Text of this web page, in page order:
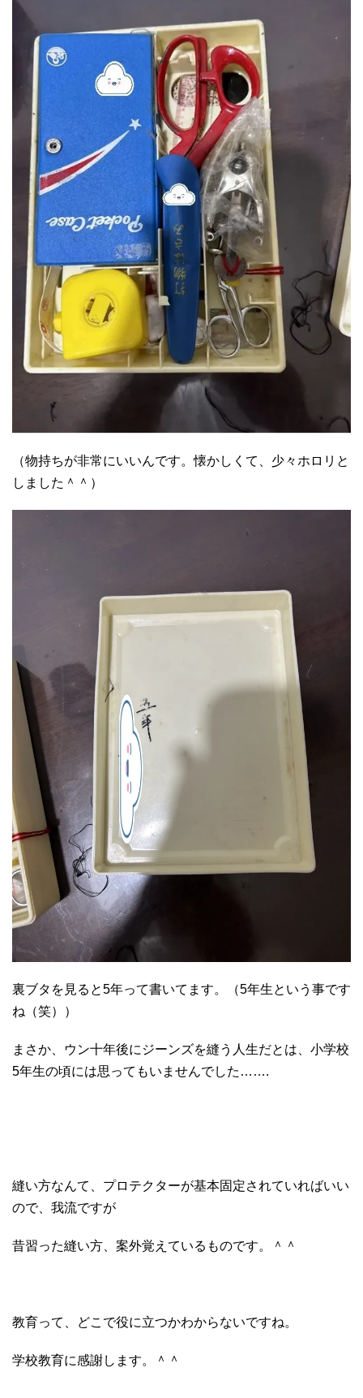
（物持ちが非常にいいんです。懐かしくて、少々ホロリと
しました＾＾）
裏ブタを見ると5年って書いてます。（5年生という事です
ね（笑））
まさか、ウン十年後にジーンズを縫う人生だとは、小学校
5年生の頃には思ってもいませんでした…….
縫い方なんて、プロテクターが基本固定されていればいい
ので、我流ですが
昔習った縫い方、案外覚えているものです。＾＾
教育って、どこで役に立つかわからないですね。
学校教育に感謝します。＾＾